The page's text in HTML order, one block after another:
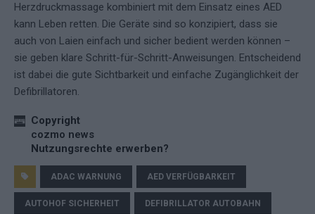
Herzdruckmassage kombiniert mit dem Einsatz eines AED
kann Leben retten. Die Geräte sind so konzipiert, dass sie
auch von Laien einfach und sicher bedient werden können –
sie geben klare Schritt-für-Schritt-Anweisungen. Entscheidend
ist dabei die gute Sichtbarkeit und einfache Zugänglichkeit der
Defibrillatoren.
Copyright
cozmo news
Nutzungsrechte erwerben?
ADAC WARNUNG AED VERFÜGBARKEIT
AUTOHOF SICHERHEIT DEFIBRILLATOR AUTOBAHN